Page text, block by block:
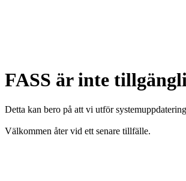
FASS är inte
Detta kan bero på att vi utför
Välkommen åter vid ett senare tillfälle.